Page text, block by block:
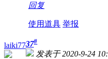
回复
使用道具 举报
laiki7737#
发表于 2020-9-24